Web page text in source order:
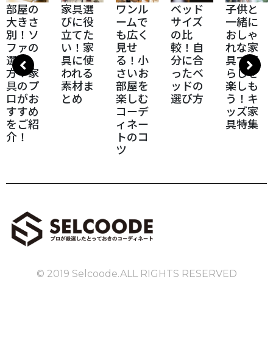
部屋の
大きさ
別！ソ
ファの
選び
方！家
具のプ
ロがお
すすめ
をご紹
介！
家具選
びに役
立てた
い！家
具に使
われる
素材ま
とめ
ワンル
ームで
も広く
見せ
る！小
さいお
部屋を
楽しむ
コーデ
ィネー
トのコ
ツ
ベッド
サイズ
の比
較！自
分に合
ったベ
ッドの
選び方
子供と
一緒に
おしゃ
れな家
具で暮
らしを
楽しも
う！キ
ッズ家
具特集
© 2019 Selcoode.ALL RIGHTS RESERVED